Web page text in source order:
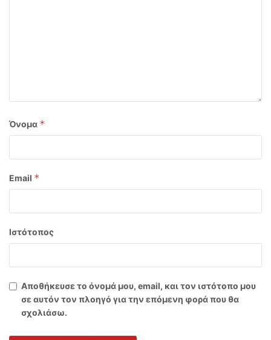
Όνομα *
Email *
Ιστότοπος
Αποθήκευσε το όνομά μου, email, και τον ιστότοπο μου
σε αυτόν τον πλοηγό για την επόμενη φορά που θα
σχολιάσω.